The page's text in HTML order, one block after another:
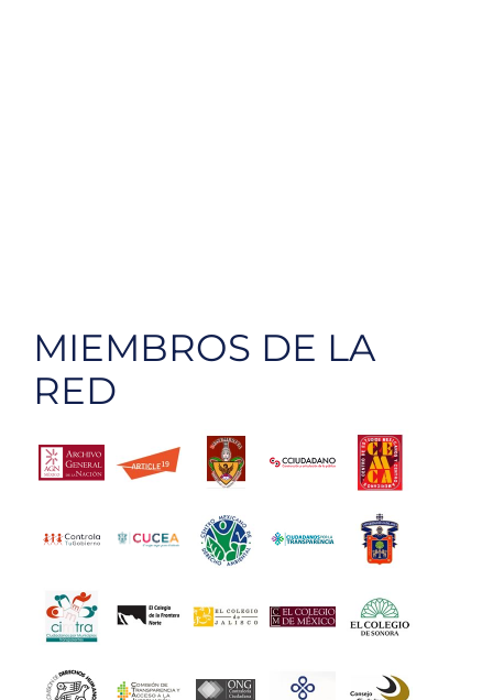
MIEMBROS DE LA
RED